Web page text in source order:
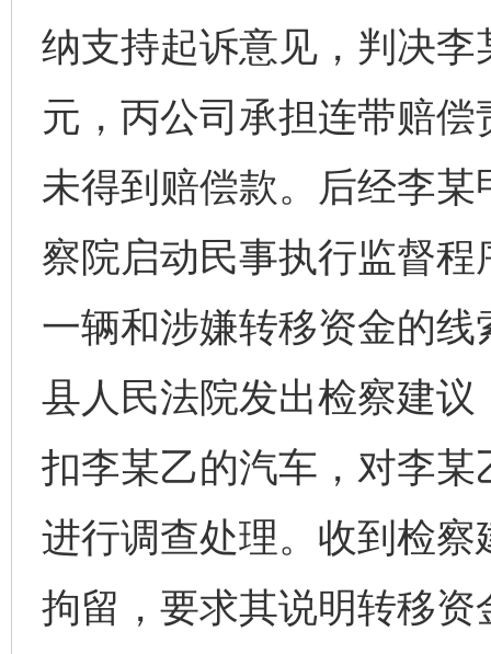
纳支持起诉意见，判决
元，丙公司承担连带赔
未得到赔偿款。后经李
察院启动民事执行监督
一辆和涉嫌转移资金的
县人民法院发出检察建
扣李某乙的汽车，对李
进行调查处理。收到检
拘留，要求其说明转移